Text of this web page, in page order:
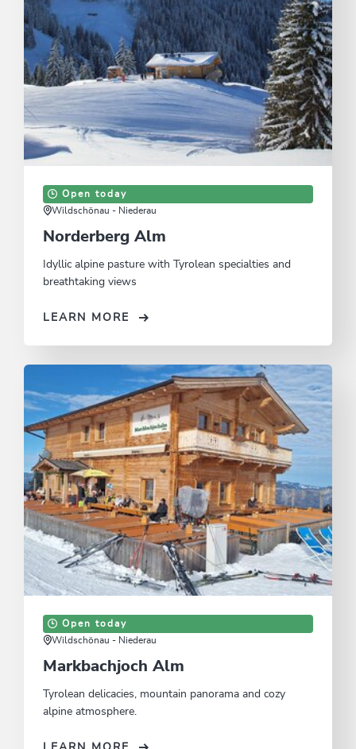
Open today
Wildschönau - Niederau
Norderberg Alm
Idyllic alpine pasture with Tyrolean specialties and
breathtaking views
LEARN MORE
Open today
Wildschönau - Niederau
Markbachjoch Alm
Tyrolean delicacies, mountain panorama and cozy
alpine atmosphere.